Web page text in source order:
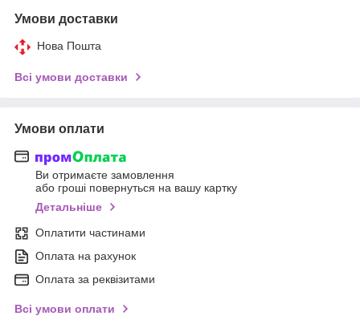
Умови доставки
Нова Пошта
Всі умови доставки
Умови оплати
Ви отримаєте замовлення
або гроші повернуться на вашу картку
Детальніше
Оплатити частинами
Оплата на рахунок
Оплата за реквізитами
Всі умови оплати